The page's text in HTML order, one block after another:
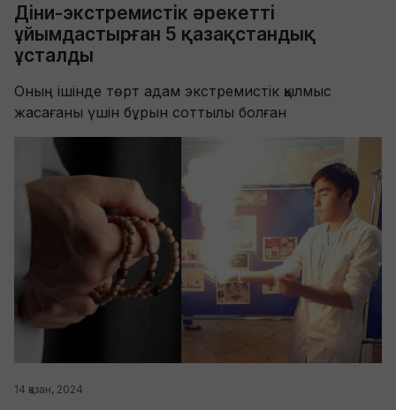
Діни-экстремистік әрекетті
ұйымдастырған 5 қазақстандық
ұсталды
Оның ішінде төрт адам экстремистік қылмыс
жасағаны үшін бұрын соттылы болған
14 қазан, 2024